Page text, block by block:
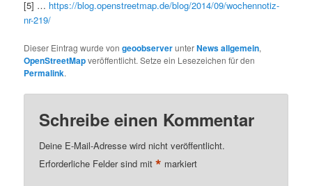
[5] … https://blog.openstreetmap.de/blog/2014/09/wochennotiz-
nr-219/
Dieser Eintrag wurde vongeoobserverunterNews allgemein,
OpenStreetMapveröffentlicht. Setze ein Lesezeichen für den
Permalink.
Schreibe einen Kommentar
Deine E-Mail-Adresse wird nicht veröffentlicht.
Erforderliche Felder sind mit* markiert